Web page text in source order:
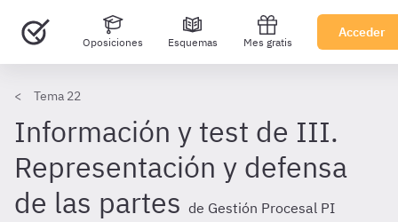
Oposiciones Esquemas Mes gratis
Acceder
Tema 22
Información y test de III.
Representación y defensa
de las partes de Gestión Procesal PI